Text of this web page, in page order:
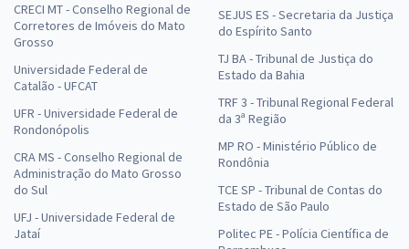
CRECI MT - Conselho Regional de
Corretores de Imóveis do Mato
Grosso
Universidade Federal de
Catalão - UFCAT
UFR - Universidade Federal de
Rondonópolis
CRA MS - Conselho Regional de
Administração do Mato Grosso
do Sul
UFJ - Universidade Federal de
Jataí
SEJUS ES - Secretaria da Justiça
do Espírito Santo
TJ BA - Tribunal de Justiça do
Estado da Bahia
TRF 3 - Tribunal Regional Federal
da 3ª Região
MP RO - Ministério Público de
Rondônia
TCE SP - Tribunal de Contas do
Estado de São Paulo
Politec PE - Polícia Científica de